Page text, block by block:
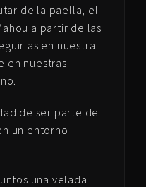
de la paella, el
a partir de las
en nuestra
en nuestras
de ser parte de
un entorno
una velada